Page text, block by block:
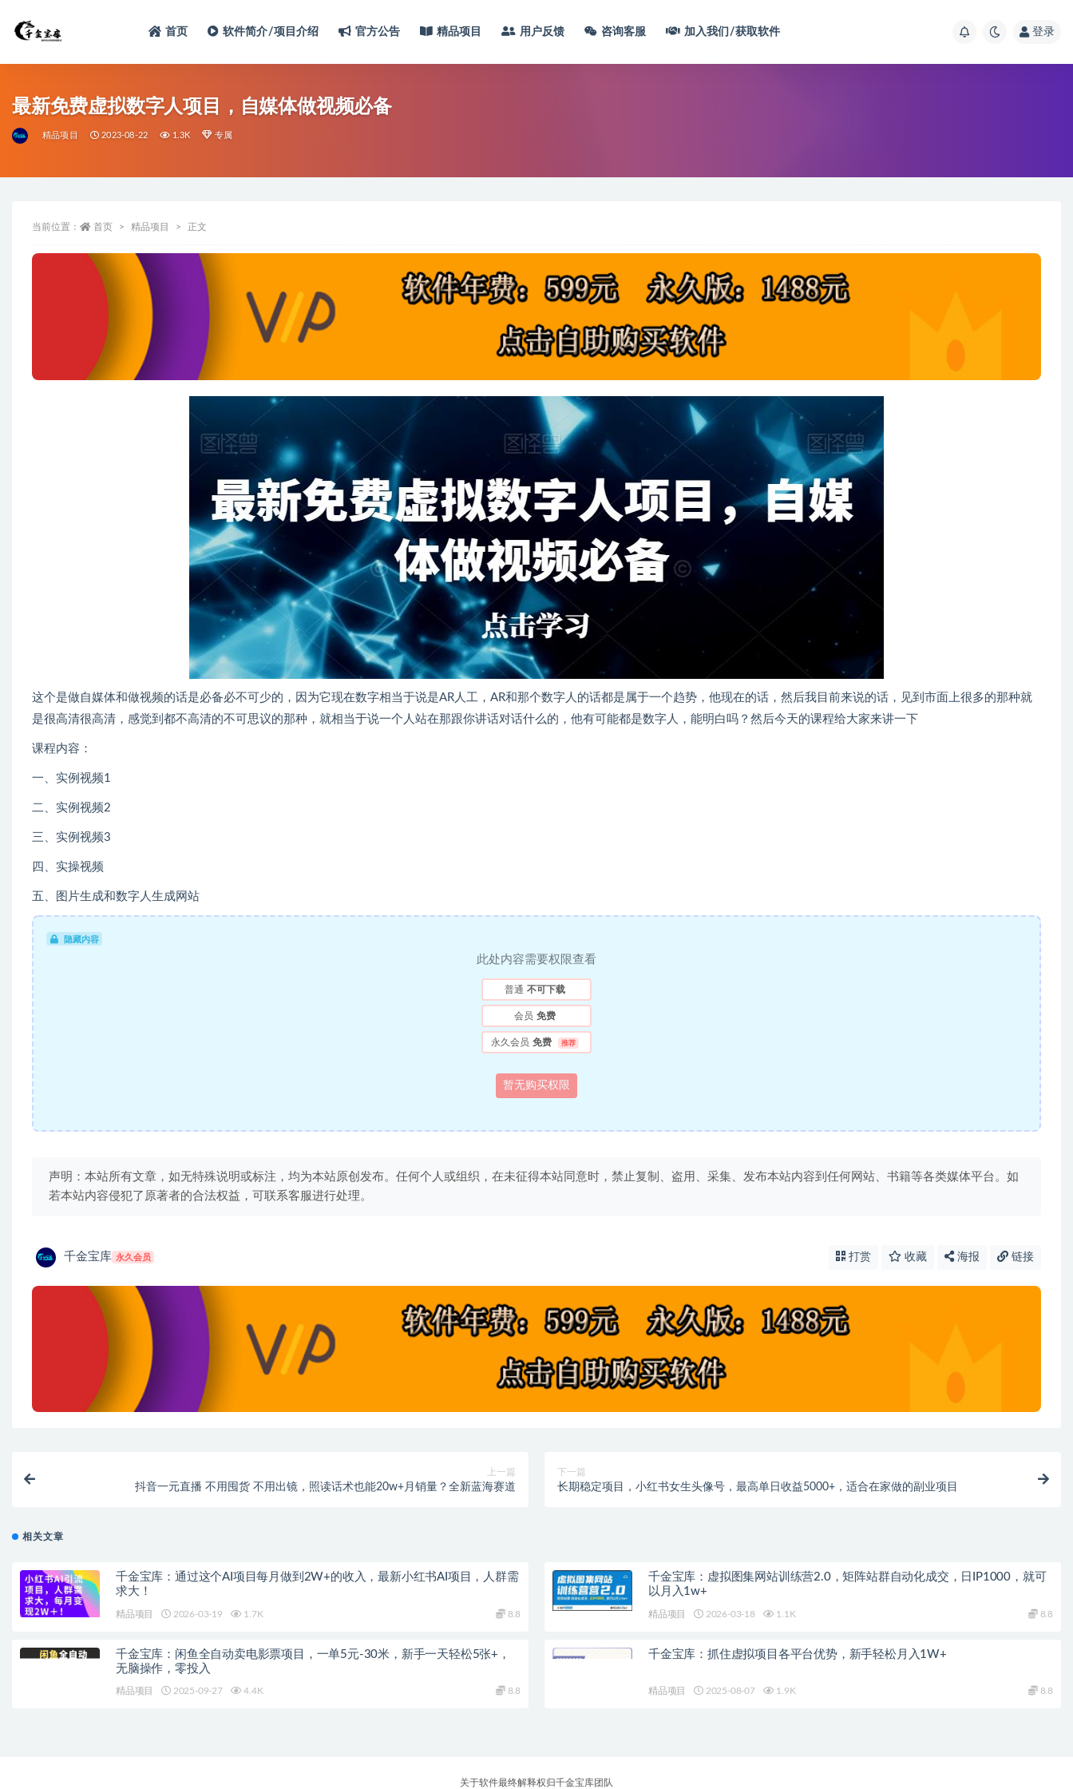
首页 软件简介/项目介绍 官方公告 精品项目 用户反馈 咨询客服 加入我们/获取软件 登录
最新免费虚拟数字人项目，自媒体做视频必备
精品项目 2023-08-22 1.3K 专属
当前位置： 首页 精品项目 正文
这个是做自媒体和做视频的话是必备必不可少的，因为它现在数字相当于说是AR人工，AR和那个数字人的话都是属于一个趋势，他现在的话，然后我目前来说的话，见到市面上很多的那种就
是很高清很高清，感觉到都不高清的不可思议的那种，就相当于说一个人站在那跟你讲话对话什么的，他有可能都是数字人，能明白吗？然后今天的课程给大家来讲一下
课程内容：
一、实例视频1
二、实例视频2
三、实例视频3
四、实操视频
五、图片生成和数字人生成网站
隐藏内容
此处内容需要权限查看
普通 不可下载
会员 免费
永久会员 免费 推荐
暂无购买权限
声明：本站所有文章，如无特殊说明或标注，均为本站原创发布。任何个人或组织，在未征得本站同意时，禁止复制、盗用、采集、发布本站内容到任何网站、书籍等各类媒体平台。如
若本站内容侵犯了原著者的合法权益，可联系客服进行处理。
千金宝库 永久会员 打赏 收藏 海报 链接
上一篇
抖音一元直播 不用囤货 不用出镜，照读话术也能20w+月销量？全新蓝海赛道
下一篇
长期稳定项目，小红书女生头像号，最高单日收益5000+，适合在家做的副业项目
相关文章
千金宝库：通过这个AI项目每月做到2W+的收入，最新小红书AI项目，人群需
求大！
精品项目 2026-03-19 1.7K 8.8
千金宝库：虚拟图集网站训练营2.0，矩阵站群自动化成交，日IP1000，就可
以月入1w+
精品项目 2026-03-18 1.1K 8.8
千金宝库：闲鱼全自动卖电影票项目，一单5元-30米，新手一天轻松5张+，
无脑操作，零投入
精品项目 2025-09-27 4.4K 8.8
千金宝库：抓住虚拟项目各平台优势，新手轻松月入1W+
精品项目 2025-08-07 1.9K 8.8
关于软件最终解释权归千金宝库团队